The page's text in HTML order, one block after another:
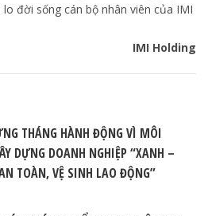
đời sống cán bộ nhân viên của IMI
IMI Holding
THÁNG HÀNH ĐỘNG VÌ MÔI
DỰNG DOANH NGHIỆP “XANH –
TOÀN, VỆ SINH LAO ĐỘNG”